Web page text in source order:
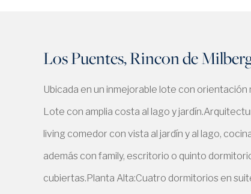
Los Puentes, Rincon de
Ubicada en un inmejorable lote con
Lote con amplia costa al lago y
living comedor con vista al jardín y al lago,
además con family, escritorio o quinto
cubiertas.Planta Alta:Cuatro dormitorios en